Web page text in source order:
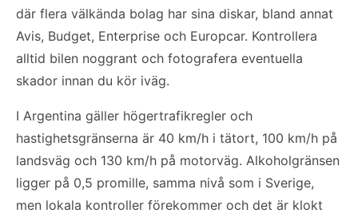
där flera välkända bolag har sina diskar, bland annat
Avis, Budget, Enterprise och Europcar. Kontrollera
alltid bilen noggrant och fotografera eventuella
skador innan du kör iväg.
I Argentina gäller högertrafikregler och
hastighetsgränserna är 40 km/h i tätort, 100 km/h på
landsväg och 130 km/h på motorväg. Alkoholgränsen
ligger på 0,5 promille, samma nivå som i Sverige,
men lokala kontroller förekommer och det är klokt